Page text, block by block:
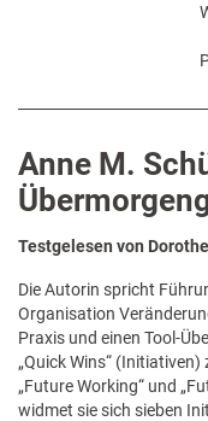
Anne M.
Testgelesen von
Die Autorin spricht
Organisation
Praxis und einen Tool-
„Quick Wins“ (Initiativen)
„Future Working“ und
widmet sie sich sieben